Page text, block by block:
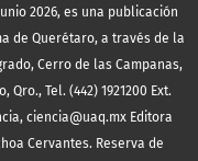
2026, es una publicación
de Querétaro, a través de la
Cerro de las Campanas,
Qro., Tel. (442) 1921200 Ext.
ciencia@uaq.mx Editora
Cervantes. Reserva de